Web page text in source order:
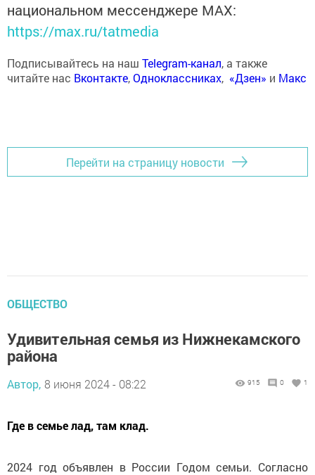
национальном мессенджере MАХ:
https://max.ru/tatmedia
Подписывайтесь на наш Telegram-канал, а также
читайте нас Вконтакте,Одноклассниках, «Дзен» и Макс
Перейти на страницу новости
ОБЩЕСТВО
Удивительная семья из Нижнекамского
района
Автор, 8 июня 2024 - 08:22 915 0 1
Где в семье лад, там клад.
2024 год объявлен в России Годом семьи. Согласно